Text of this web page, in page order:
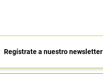
Regístrate a nuestro newsletter